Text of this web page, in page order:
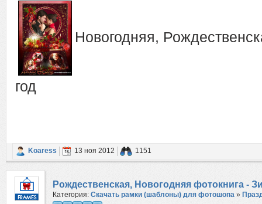
Новогодняя,
год
Koaress 13 ноя 2012 1151
Рождественская, Новогодняя фотокнига -
Категория: Скачать рамки (шаблоны) для фотошопа »